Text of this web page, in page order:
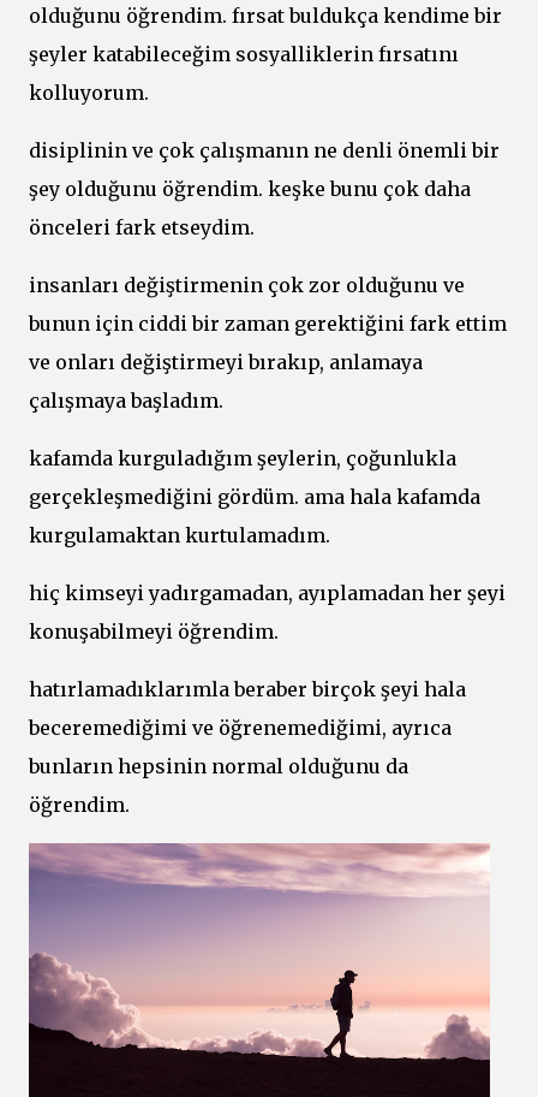
olduğunu öğrendim. fırsat buldukça kendime bir
şeyler katabileceğim sosyalliklerin fırsatını
kolluyorum.
disiplinin ve çok çalışmanın ne denli önemli bir
şey olduğunu öğrendim. keşke bunu çok daha
önceleri fark etseydim.
insanları değiştirmenin çok zor olduğunu ve
bunun için ciddi bir zaman gerektiğini fark ettim
ve onları değiştirmeyi bırakıp, anlamaya
çalışmaya başladım.
kafamda kurguladığım şeylerin, çoğunlukla
gerçekleşmediğini gördüm. ama hala kafamda
kurgulamaktan kurtulamadım.
hiç kimseyi yadırgamadan, ayıplamadan her şeyi
konuşabilmeyi öğrendim.
hatırlamadıklarımla beraber birçok şeyi hala
beceremediğimi ve öğrenemediğimi, ayrıca
bunların hepsinin normal olduğunu da
öğrendim.